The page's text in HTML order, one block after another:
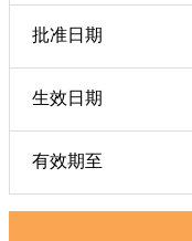
批准日期
生效日期
有效期至